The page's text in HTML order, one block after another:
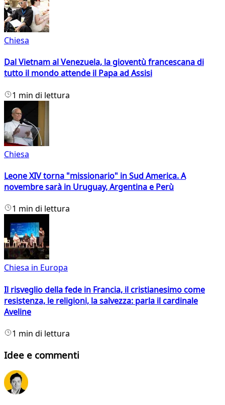
Chiesa
Dal Vietnam al Venezuela, la gioventù francescana di
tutto il mondo attende il Papa ad Assisi
1 min di lettura
Chiesa
Leone XIV torna "missionario" in Sud America. A
novembre sarà in Uruguay, Argentina e Perù
1 min di lettura
Chiesa in Europa
Il risveglio della fede in Francia, il cristianesimo come
resistenza, le religioni, la salvezza: parla il cardinale
Aveline
1 min di lettura
Idee e commenti